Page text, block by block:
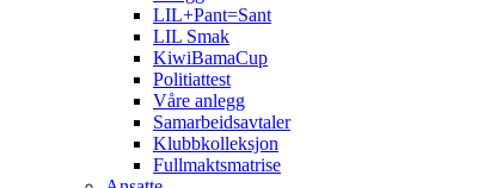
LIL+Pant=Sant
LIL Smak
KiwiBamaCup
Politiattest
Våre anlegg
Samarbeidsavtaler
Klubbkolleksjon
Fullmaktsmatrise